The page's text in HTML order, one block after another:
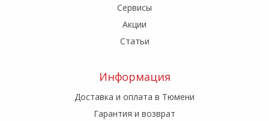
Сервисы
Акции
Статьи
Информация
Доставка и оплата в Тюмени
Гарантия и возврат